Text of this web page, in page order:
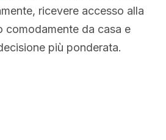
ricevere accesso alla
da casa e
più ponderata.